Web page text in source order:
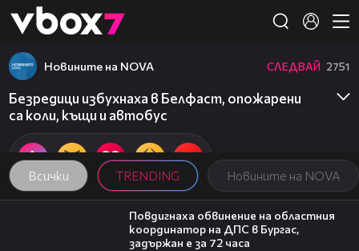
👾
Всички TRENDING Новините на NOVA
Новините на NOVA СЛЕДВАЙ 2751
Безредици избухнаха в Белфаст, опожарени
са коли, къщи и автобус
05:05
Повдигнаха обвинение на областния
координатор на ДПС в Бургас,
задържан е за 72 часа